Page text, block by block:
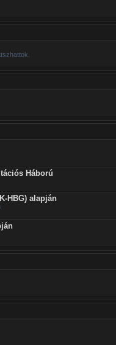
Háború
HBG) alapján